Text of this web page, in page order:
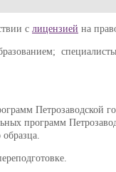
с лицензией на
Петрозаводской
программ